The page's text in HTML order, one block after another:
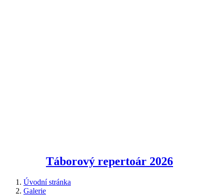
Táborový repertoár 2026
Úvodní stránka
Galerie